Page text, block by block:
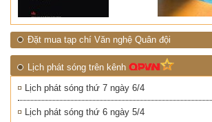
Đặt mua tạp chí Văn nghệ Quân đội
Lịch phát sóng trên kênh
Lịch phát sóng thứ 7 ngày 6/4
Lịch phát sóng thứ 6 ngày 5/4